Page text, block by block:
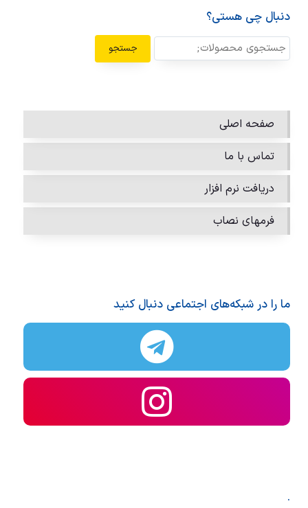
دنبال چی هستی؟
جستجو
صفحه اصلی
تماس با ما
دریافت نرم افزار
فرمهای نصاب
ما را در شبکه‌های اجتماعی دنبال کنید
.